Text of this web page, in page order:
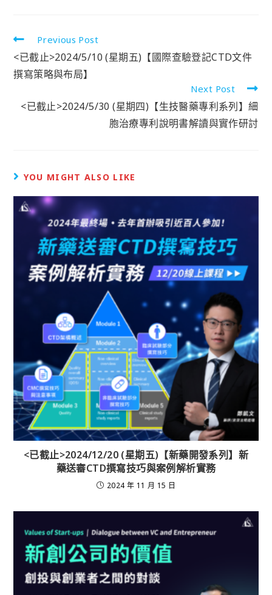
Previous Post
<已截止>2024/5/10 (星期五)【國際查驗登記CTD文件
撰寫策略與布局】
Next Post
<已截止>2024/5/30 (星期四)【生技醫藥專利系列】細
胞治療專利說明書解讀與實作研討
YOU MIGHT ALSO LIKE
<已截止>2024/12/20 (星期五)【新藥開發系列】新
藥送審CTD撰寫技巧與案例解析實務
2024 年 11 月 15 日